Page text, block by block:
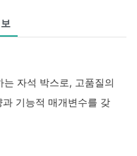
자석 박스로, 고품질의
기능적 매개변수를 갖